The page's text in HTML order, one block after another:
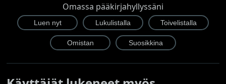
Omassa pääkirjahyllyssäni